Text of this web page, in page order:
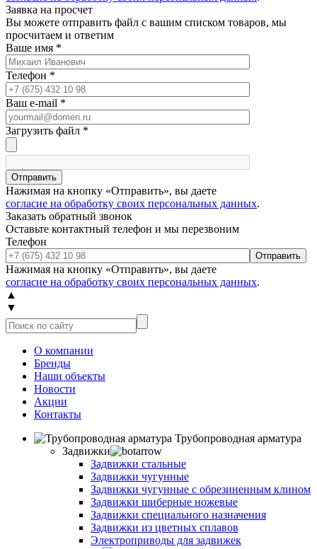
Заявка на просчет
Вы можете отправить файл с вашим списком товаров, мы
просчитаем и ответим
Ваше имя *
Телефон *
Ваш e-mail *
Загрузить файл *
Отправить
Нажимая на кнопку «Отправить», вы даете
согласие на обработку своих персональных данных.
Заказать обратный звонок
Оставьте контактный телефон и мы перезвоним
Телефон
Отправить
Нажимая на кнопку «Отправить», вы даете
согласие на обработку своих персональных данных.
▲
▼
О компании
Бренды
Наши объекты
Новости
Акции
Контакты
Трубопроводная арматура
Задвижки
Задвижки стальные
Задвижки чугунные
Задвижки чугунные с обрезиненным клином
Задвижки шиберные ножевые
Задвижки специального назначения
Задвижки из цветных сплавов
Электроприводы для задвижек